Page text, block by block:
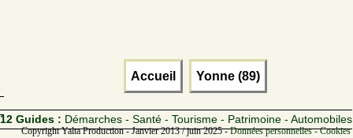
Accueil Yonne (89)
12 Guides : Démarches - Santé - Tourisme - Patrimoine - Automobiles
Copyright Yalta Production - Janvier 2013 / juin 2025 -Données personnelles -